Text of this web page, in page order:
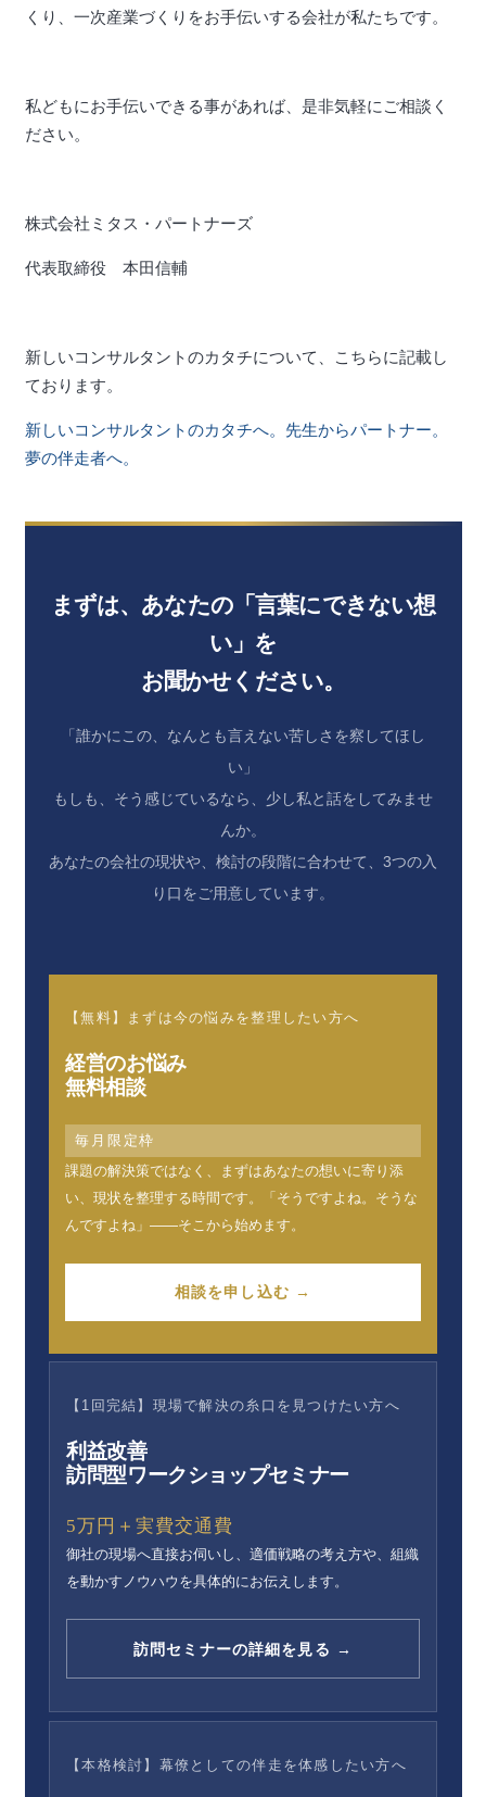
くり、一次産業づくりをお手伝いする会社が私たちです。
私どもにお手伝いできる事があれば、是非気軽にご相談く
ださい。
株式会社ミタス・パートナーズ
代表取締役 本田信輔
新しいコンサルタントのカタチについて、こちらに記載し
ております。
新しいコンサルタントのカタチへ。先生からパートナー。
夢の伴走者へ。
まずは、あなたの「言葉にできない想
い」を
お聞かせください。
「誰かにこの、なんとも言えない苦しさを察してほし
い」
もしも、そう感じているなら、少し私と話をしてみませ
んか。
あなたの会社の現状や、検討の段階に合わせて、3つの入
り口をご用意しています。
【無料】まずは今の悩みを整理したい方へ
経営のお悩み
無料相談
毎月限定枠
課題の解決策ではなく、まずはあなたの想いに寄り添
い、現状を整理する時間です。「そうですよね。そうな
んですよね」——そこから始めます。
相談を申し込む →
【1回完結】現場で解決の糸口を見つけたい方へ
利益改善
訪問型ワークショップセミナー
5万円＋実費交通費
御社の現場へ直接お伺いし、適価戦略の考え方や、組織
を動かすノウハウを具体的にお伝えします。
訪問セミナーの詳細を見る →
【本格検討】幕僚としての伴走を体感したい方へ